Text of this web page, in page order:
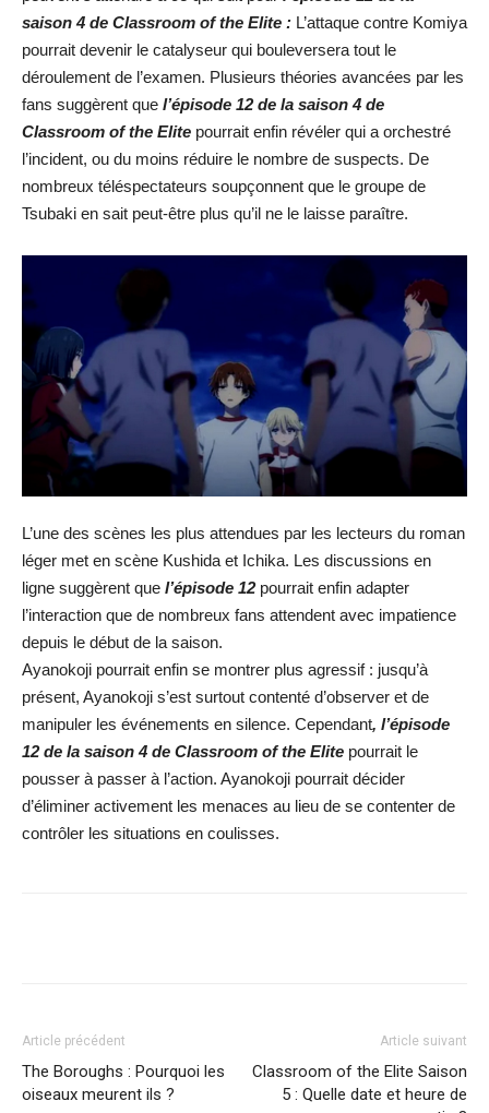
saison 4 de Classroom of the Elite : L’attaque contre Komiya
pourrait devenir le catalyseur qui bouleversera tout le
déroulement de l’examen. Plusieurs théories avancées par les
fans suggèrent que l’épisode 12 de la saison 4 de
Classroom of the Elite pourrait enfin révéler qui a orchestré
l’incident, ou du moins réduire le nombre de suspects. De
nombreux téléspectateurs soupçonnent que le groupe de
Tsubaki en sait peut-être plus qu’il ne le laisse paraître.
L’une des scènes les plus attendues par les lecteurs du roman
léger met en scène Kushida et Ichika. Les discussions en
ligne suggèrent que l’épisode 12pourrait enfin adapter
l’interaction que de nombreux fans attendent avec impatience
depuis le début de la saison.
Ayanokoji pourrait enfin se montrer plus agressif : jusqu’à
présent, Ayanokoji s’est surtout contenté d’observer et de
manipuler les événements en silence. Cependant, l’épisode
12 de la saison 4 de Classroom of the Elite pourrait le
pousser à passer à l’action. Ayanokoji pourrait décider
d’éliminer activement les menaces au lieu de se contenter de
contrôler les situations en coulisses.
Article précédent
The Boroughs : Pourquoi les
oiseaux meurent ils ?
Article suivant
Classroom of the Elite Saison
5 : Quelle date et heure de